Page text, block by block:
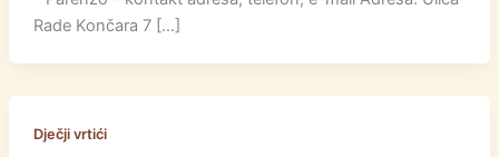
Rade Končara 7 […]
Dječji vrtići